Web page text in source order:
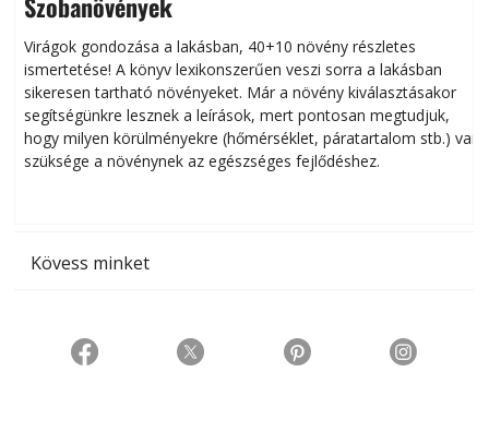
Virágok gondozása a lakásban, 40+10 növény részletes
ismertetése! A könyv lexikonszerűen veszi sorra a lakásban
sikeresen tart­ha­tó növényeket. Már a növény kiválasztásakor
segítségünkre lesznek a leírások, mert pontosan megtudjuk,
hogy milyen körülményekre (hőmérséklet, páratartalom stb.) van
szüksége a növénynek az egészséges fejlődéshez.
Kövess minket